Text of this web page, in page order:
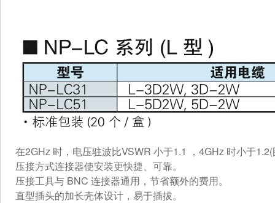
在2GHz 时，电压驻波比VSWR 小于1.1 ，4GHz 时小于
压接方式连接器使安装更快捷、可靠。
压接工具与 BNC 连接器通用，节省额外的费用。
直型插头的加长壳体设计，易于插拔。